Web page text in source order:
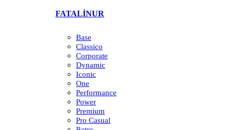
FATALÍNUR
Base
Classico
Corporate
Dynamic
Iconic
One
Performance
Power
Premium
Pro Casual